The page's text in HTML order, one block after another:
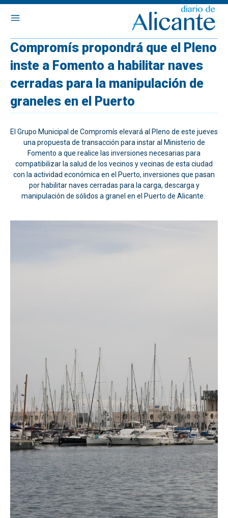
Compromís propondrá que el Pleno
inste a Fomento a habilitar naves
cerradas para la manipulación de
graneles en el Puerto
El Grupo Municipal de Compromís elevará al Pleno de este jueves
una propuesta de transacción para instar al Ministerio de
Fomento a que realice las inversiones necesarias para
compatibilizar la salud de los vecinos y vecinas de esta ciudad
con la actividad económica en el Puerto, inversiones que pasan
por habilitar naves cerradas para la carga, descarga y
manipulación de sólidos a granel en el Puerto de Alicante.